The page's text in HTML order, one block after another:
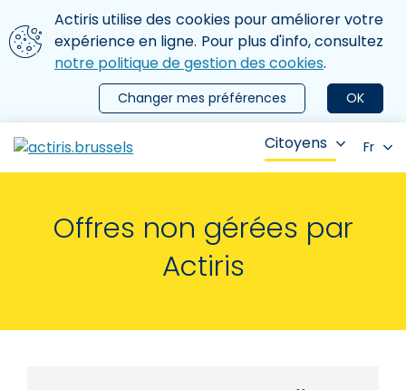
Aller au contenu principal
Nous utilisons des cookies
Actiris utilise des cookies pour améliorer votre
expérience en ligne. Pour plus d'info, consultez
notre politique de gestion des cookies.
OK
Changer mes préférences
le menu
Citoyens Fr
Offres non gérées par
Actiris